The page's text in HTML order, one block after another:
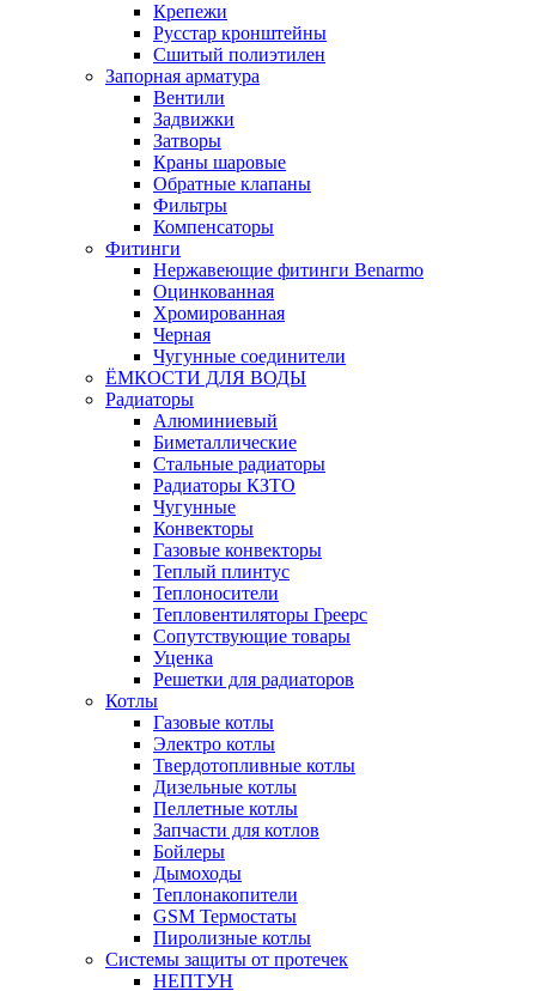
Крепежи
Русстар кронштейны
Сшитый полиэтилен
Запорная арматура
Вентили
Задвижки
Затворы
Краны шаровые
Обратные клапаны
Фильтры
Компенсаторы
Фитинги
Нержавеющие фитинги Benarmo
Оцинкованная
Хромированная
Черная
Чугунные соединители
ЁМКОСТИ ДЛЯ ВОДЫ
Радиаторы
Алюминиевый
Биметаллические
Стальные радиаторы
Радиаторы КЗТО
Чугунные
Конвекторы
Газовые конвекторы
Теплый плинтус
Теплоносители
Тепловентиляторы Греерс
Сопутствующие товары
Уценка
Решетки для радиаторов
Котлы
Газовые котлы
Электро котлы
Твердотопливные котлы
Дизельные котлы
Пеллетные котлы
Запчасти для котлов
Бойлеры
Дымоходы
Теплонакопители
GSM Термостаты
Пиролизные котлы
Системы защиты от протечек
НЕПТУН